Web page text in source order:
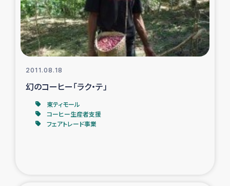
2011.08.18
幻のコーヒー「ラク・テ」
東ティモール
コーヒー生産者支援
フェアトレード事業